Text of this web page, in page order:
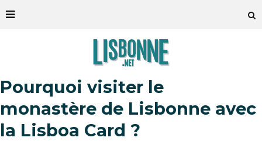
Pourquoi visiter le
monastère de Lisbonne avec
la Lisboa Card ?